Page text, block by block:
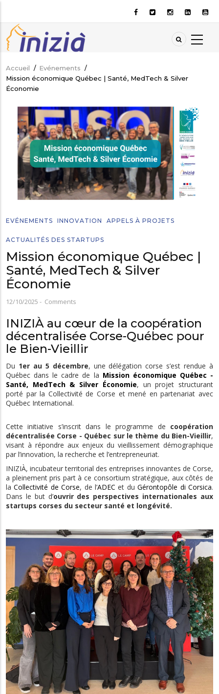
contenu
principal
Fil
d'Ariane
Accueil / Evénements /
Mission économique Québec | Santé, MedTech & Silver
Économie
EVÉNEMENTS INNOVATION APPELS À PROJETS
ACTUALITÉS DES STARTUPS
Mission économique Québec |
Santé, MedTech & Silver
Économie
12/10/2025 - Comments
INIZIÀ au cœur de la coopération
décentralisée Corse-Québec pour
le Bien-Vieillir
Du 1er au 5 décembre, une délégation corse s’est rendue à
Québec dans le cadre de la Mission économique Québec -
Santé, MedTech & Silver Économie, un projet structurant
porté par la Collectivité de Corse et mené en partenariat avec
Québec International.
Cette initiative s’inscrit dans le programme de coopération
décentralisée Corse - Québec sur le thème du Bien-Vieillir,
visant à répondre aux enjeux du vieillissement démographique
par l’innovation, la recherche et l’entrepreneuriat.
INIZIÀ, incubateur territorial des entreprises innovantes de Corse,
a pleinement pris part à ce consortium stratégique, aux côtés de
laCollectivité de Corse, de l’ADEC et duGérontopôle di Corsica.
Dans le but d’ouvrir des perspectives internationales aux
startups corses du secteur santé et longévité.